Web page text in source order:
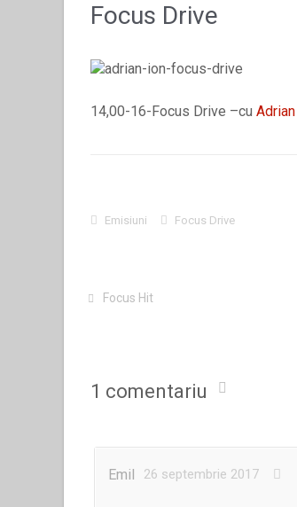
Focus Drive
14,00-16-Focus Drive –cu
Emisiuni Focus Drive
Focus Hit
1 comentariu
Emil 26 septembrie 2017